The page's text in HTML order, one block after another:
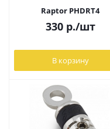
Raptor PHDRT4
330р./шт
В корзину